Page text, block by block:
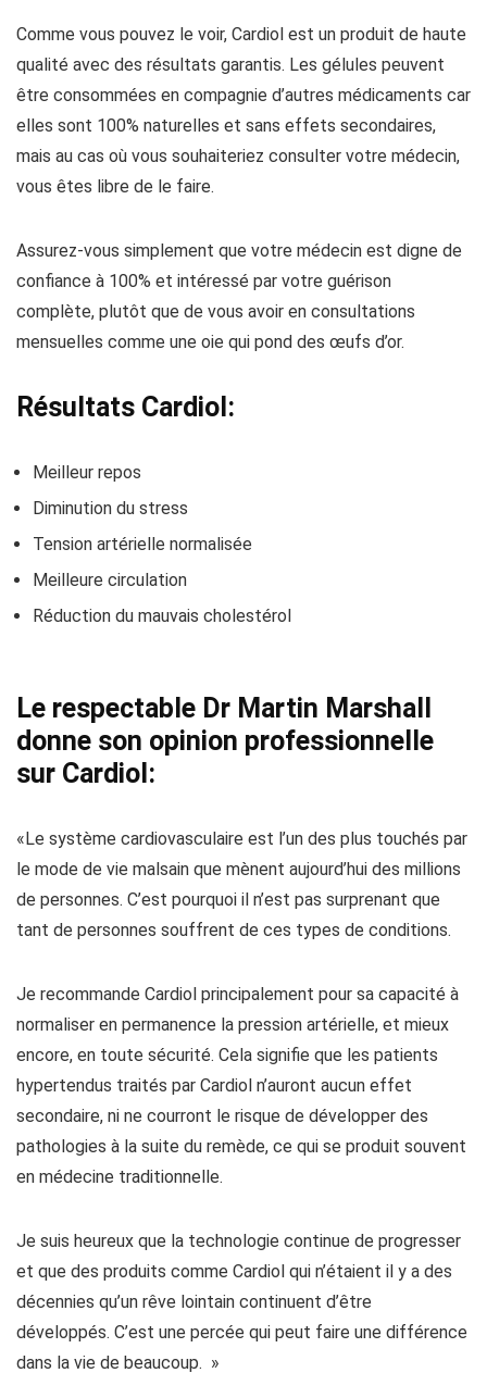
Comme vous pouvez le voir, Cardiol est un produit de haute
qualité avec des résultats garantis. Les gélules peuvent
être consommées en compagnie d’autres médicaments car
elles sont 100% naturelles et sans effets secondaires,
mais au cas où vous souhaiteriez consulter votre médecin,
vous êtes libre de le faire.
Assurez-vous simplement que votre médecin est digne de
confiance à 100% et intéressé par votre guérison
complète, plutôt que de vous avoir en consultations
mensuelles comme une oie qui pond des œufs d’or.
Résultats Cardiol:
Meilleur repos
Diminution du stress
Tension artérielle normalisée
Meilleure circulation
Réduction du mauvais cholestérol
Le respectable Dr Martin Marshall
donne son opinion professionnelle
sur Cardiol:
«Le système cardiovasculaire est l’un des plus touchés par
le mode de vie malsain que mènent aujourd’hui des millions
de personnes. C’est pourquoi il n’est pas surprenant que
tant de personnes souffrent de ces types de conditions.
Je recommande Cardiol principalement pour sa capacité à
normaliser en permanence la pression artérielle, et mieux
encore, en toute sécurité. Cela signifie que les patients
hypertendus traités par Cardiol n’auront aucun effet
secondaire, ni ne courront le risque de développer des
pathologies à la suite du remède, ce qui se produit souvent
en médecine traditionnelle.
Je suis heureux que la technologie continue de progresser
et que des produits comme Cardiol qui n’étaient il y a des
décennies qu’un rêve lointain continuent d’être
développés. C’est une percée qui peut faire une différence
dans la vie de beaucoup. »